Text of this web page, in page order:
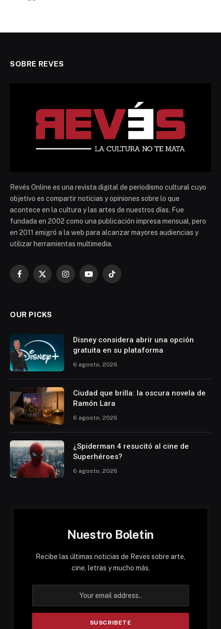
SOBRE REVES
Revés Online es una revista digital de periodismo cultural cuyo
objetivo es compartir noticias y opiniones sobre lo que
acontece en la cultura y las artes de nuestros días. Fue
fundada en 2002 como una publicación impresa mensual, pero
en 2011 emigró a la web para alcanzar mayores audiencias y
utilizar herramientas multimedia.
Facebook
X
InstagramYouTubeTikTok
OUR PICKS
Disney considera abrir una opción
gratuita en su plataforma
6 agosto, 2026
Ciudad que brilla: la oscura novela de
Ramón Lara
6 agosto, 2026
¿Spiderman 4 resucitó al cine de
Superhéroes?
6 agosto, 2026
Nuestro Boletin
Recibe las últimas noticias de Reves sobre arte,
cine, letras y mucho más.